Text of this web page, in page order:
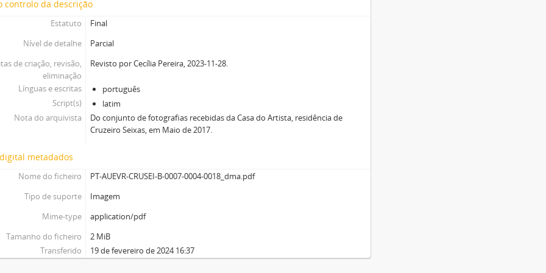
controlo da descrição
Estatuto
Final
Nível de detalhe
Parcial
de criação, revisão,
eliminação
Revisto por Cecília Pereira, 2023-11-28.
Línguas e escritas
português
Script(s)
latim
Nota do arquivista
Do conjunto de fotografias recebidas da Casa do Artista, residência de
Cruzeiro Seixas, em Maio de 2017.
metadados
Nome do ficheiro
PT-AUEVR-CRUSEI-B-0007-0004-0018_dma.pdf
Tipo de suporte
Imagem
Mime-type
application/pdf
Tamanho do ficheiro
2 MiB
Transferido
19 de fevereiro de 2024 16:37